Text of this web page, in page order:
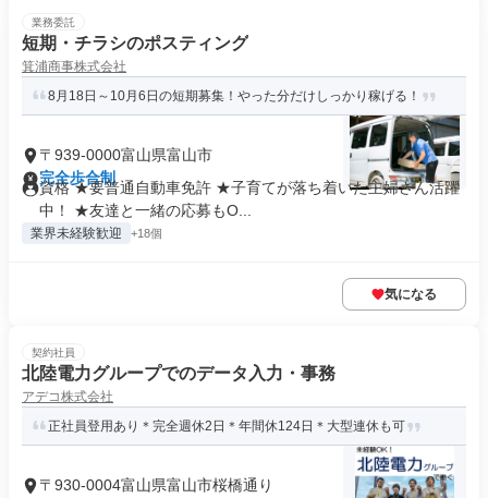
業務委託
短期・チラシのポスティング
箕浦商事株式会社
8月18日～10月6日の短期募集！やった分だけしっかり稼げる！
〒939-0000富山県富山市
完全歩合制
資格 ★要普通自動車免許 ★子育てが落ち着いた主婦さん活躍
中！ ★友達と一緒の応募もO...
業界未経験歓迎 +18個
気になる
契約社員
北陸電力グループでのデータ入力・事務
アデコ株式会社
正社員登用あり＊完全週休2日＊年間休124日＊大型連休も可
〒930-0004富山県富山市桜橋通り